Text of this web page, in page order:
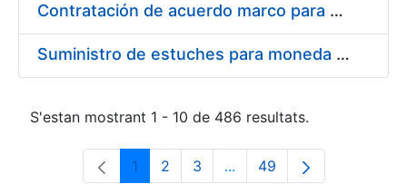
Contratación de acuerdo marco para el Suministro de Material de Electricidad para la Fábrica Nacional de Moneda y Timbre-Real Casa de la Moneda en su centro de trabajo de Burgos
Suministro de estuches para moneda de 30 €
S'estan mostrant 1 - 10 de 486 resultats.
Pàgina
1 Pàgina
2 Pàgina
3 ...Pàgines intermèdies
Pàgina
49